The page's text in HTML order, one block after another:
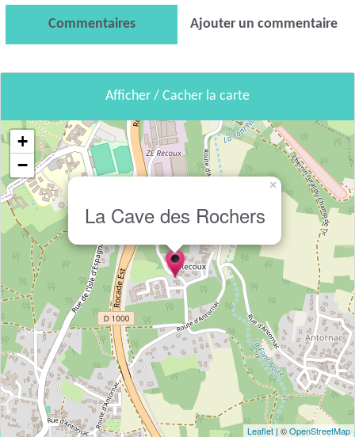
Commentaires Ajouter un commentaire
Afficher / Cacher la carte
La Cave des Rochers
×
+
−
Leaflet | ©OpenStreetMap